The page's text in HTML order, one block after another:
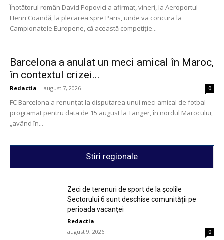
Înotătorul român David Popovici a afirmat, vineri, la Aeroportul
Henri Coandă, la plecarea spre Paris, unde va concura la
Campionatele Europene, că această competiţie...
Barcelona a anulat un meci amical în Maroc,
în contextul crizei...
Redactia - august 7, 2026 0
FC Barcelona a renunţat la disputarea unui meci amical de fotbal
programat pentru data de 15 august la Tanger, în nordul Marocului,
„având în...
Stiri regionale
Zeci de terenuri de sport de la școlile
Sectorului 6 sunt deschise comunității pe
perioada vacanței
Redactia
august 9, 2026
0